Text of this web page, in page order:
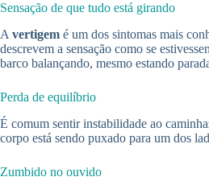
Sensação de que tudo está girando
A vertigem é um dos sintomas mais
descrevem a sensação como se
barco balançando, mesmo estando
Perda de equilíbrio
É comum sentir instabilidade ao
corpo está sendo puxado para um dos
Zumbido no ouvido